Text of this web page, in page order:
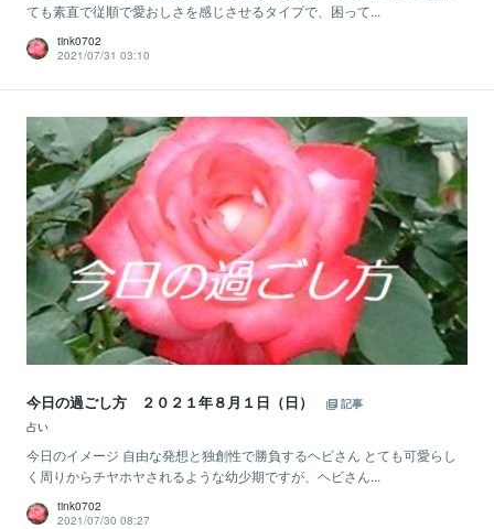
ても素直で従順で愛おしさを感じさせるタイプで、困って...
tink0702
2021/07/31 03:10
今日の過ごし方 ２０２１年８月１日（日）
記事
占い
今日のイメージ 自由な発想と独創性で勝負するヘビさん とても可愛らし
く周りからチヤホヤされるような幼少期ですが、ヘビさん...
tink0702
2021/07/30 08:27